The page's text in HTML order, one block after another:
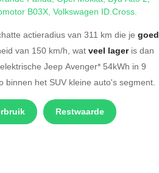
B03X, Volkswagen ID.Cross.
actieradius van 311 km die je goed
van 150 km/h, wat veel lageris dan
Jeep Avenger* 54kWh in 9
binnen het SUV kleine auto's segment.
Restwaarde